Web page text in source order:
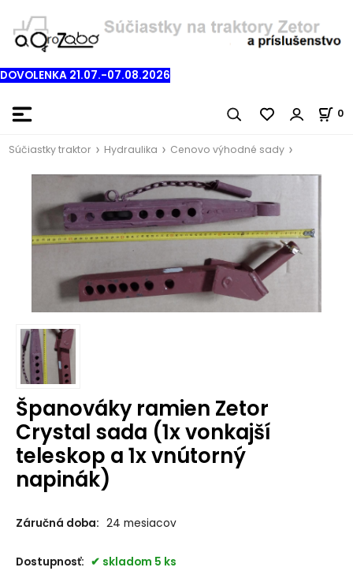
DOVOLENKA 21.07.-07.08.2026
0
Súčiastky traktor Hydraulika Cenovo výhodné sady
Španováky ramien Zetor
Crystal sada (1x vonkajší
teleskop a 1x vnútorný
napinák)
Záručná doba: 24 mesiacov
Dostupnosť: skladom 5 ks